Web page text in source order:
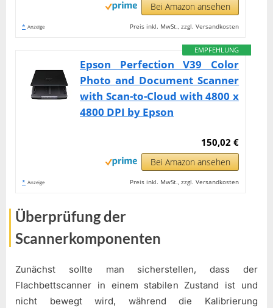
Bei Amazon ansehen
* Anzeige Preis inkl. MwSt., zzgl. Versandkosten
EMPFEHLUNG
Epson Perfection V39 Color
Photo and Document Scanner
with Scan-to-Cloud with 4800 x
4800 DPI by Epson
150,02 €
Bei Amazon ansehen
* Anzeige Preis inkl. MwSt., zzgl. Versandkosten
Überprüfung der
Scannerkomponenten
Zunächst sollte man sicherstellen, dass der
Flachbettscanner in einem stabilen Zustand ist und
nicht bewegt wird, während die Kalibrierung